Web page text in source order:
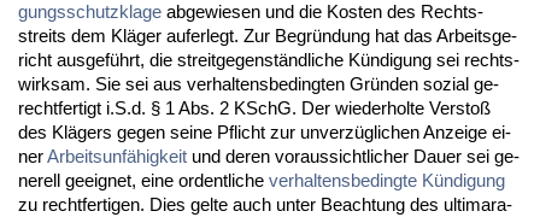
gungs­schutz­kla­ge ab­ge­wie­sen und die Kos­ten des Rechts­
streits dem Kläger auf­er­legt. Zur Be­gründung hat das Ar­beits­ge­
richt aus­geführt, die streit­ge­genständ­li­che Kündi­gung sei rechts­
wirk­sam. Sie sei aus ver­hal­tens­be­ding­ten Gründen so­zi­al ge­
recht­fer­tigt i.S.d. § 1 Abs. 2 KSchG. Der wie­der­hol­te Ver­s­toß
des Klägers ge­gen sei­ne Pflicht zur un­verzügli­chen An­zei­ge ei­
nerAr­beits­unfähig­keit und de­ren vor­aus­sicht­li­cher Dau­er sei ge­
ne­rell ge­eig­net, ei­ne or­dent­li­che ver­hal­tens­be­ding­te Kündi­gung
zu recht­fer­ti­gen. Dies gel­te auch un­ter Be­ach­tung des ul­ti­ma­ra­